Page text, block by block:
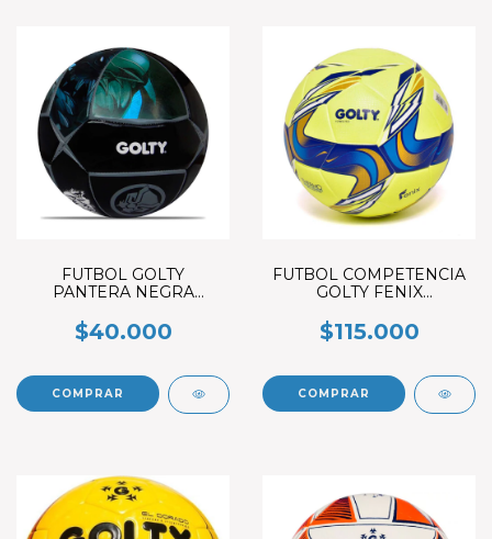
FUTBOL GOLTY
PANTERA NEGRA
$40.000
FUTBOL COMPETENCIA
GOLTY FENIX
VERDE
$115.000